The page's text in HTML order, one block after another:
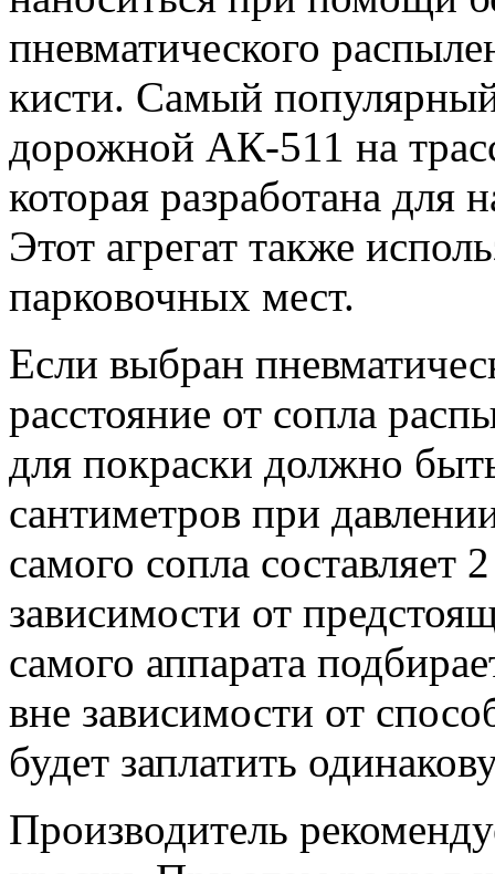
пневматического
кисти. Самый
дорожной АК-511 на
которая разработана для
Этот агрегат также
парковочных мест.
Если выбран
расстояние от сопла
для покраски должно
сантиметров при
самого сопла
зависимости от
самого аппарата
вне зависимости от
будет заплатить
Производитель